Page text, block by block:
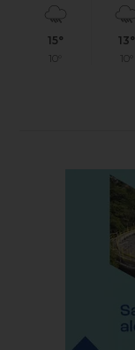
15°
10°
13°
10°